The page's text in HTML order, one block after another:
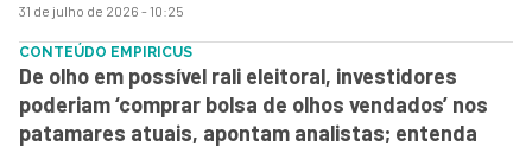
31 de julho de 2026 - 10:25
CONTEÚDO EMPIRICUS
De olho em possível rali eleitoral, investidores
poderiam ‘comprar bolsa de olhos vendados’ nos
patamares atuais, apontam analistas; entenda